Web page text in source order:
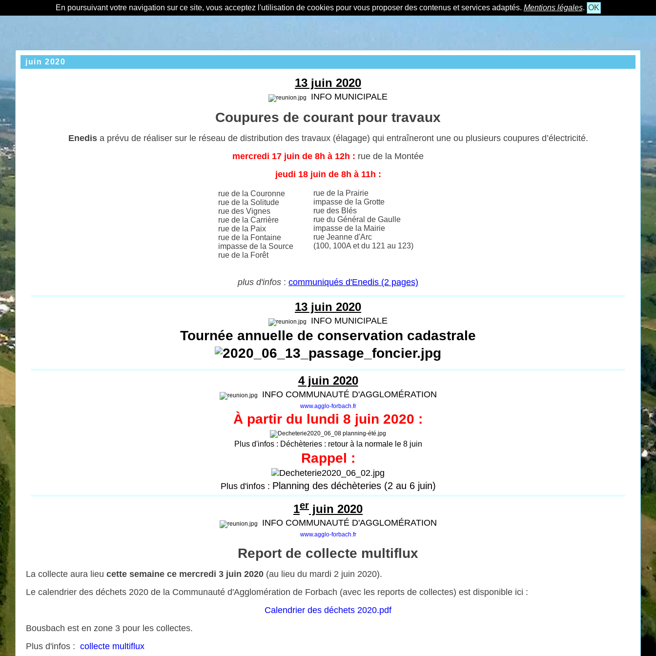
En poursuivant votre navigation sur ce site, vous acceptez l'utilisation de cookies pour vous proposer des contenus et services adaptés. Mentions légales. OK
juin 2020
13 juin 2020
INFO MUNICIPALE
Coupures de courant pour travaux
Enedis a prévu de réaliser sur le réseau de distribution des travaux (élagage) qui entraîneront une ou plusieurs coupures d’électricité.
mercredi 17 juin de 8h à 12h : rue de la Montée
jeudi 18 juin de 8h à 11h :
rue de la Couronne
rue de la Solitude
rue des Vignes
rue de la Carrière
rue de la Paix
rue de la Fontaine
impasse de la Source
rue de la Forêt
rue de la Prairie
impasse de la Grotte
rue des Blés
rue du Général de Gaulle
impasse de la Mairie
rue Jeanne d'Arc
(100, 100A et du 121 au 123)
plus d'infos : communiqués d'Enedis (2 pages)
13 juin 2020
INFO MUNICIPALE
Tournée annuelle de conservation cadastrale
4 juin 2020
INFO COMMUNAUTÉ D'AGGLOMÉRATION
www.agglo-forbach.fr
À partir du lundi 8 juin 2020 :
Plus d'infos : Déchèteries : retour à la normale le 8 juin
Rappel :
Plus d'infos : Planning des déchèteries (2 au 6 juin)
1er juin 2020
INFO COMMUNAUTÉ D'AGGLOMÉRATION
www.agglo-forbach.fr
Report de collecte multiflux
La collecte aura lieu cette semaine ce mercredi 3 juin 2020 (au lieu du mardi 2 juin 2020).
Le calendrier des déchets 2020 de la Communauté d'Agglomération de Forbach (avec les reports de collectes) est disponible ici :
Calendrier des déchets 2020.pdf
Bousbach est en zone 3 pour les collectes.
Plus d'infos : collecte multiflux